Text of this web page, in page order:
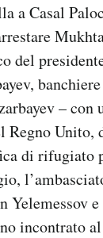
a Casal
del
– con
Regno Unito,
di
Yelemessov
incontrato